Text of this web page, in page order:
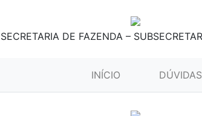
SECRETARIA DE FAZENDA –
INÍCIO (CURRENT)DÚVIDAS